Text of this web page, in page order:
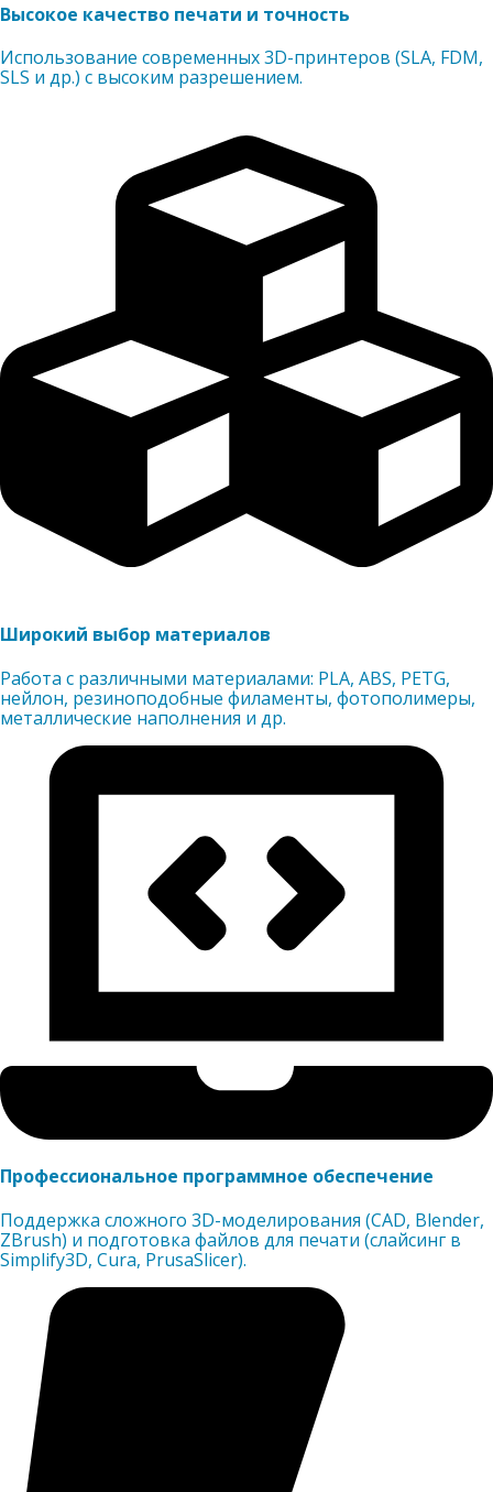
Высокое качество печати и точность
Использование современных 3D-принтеров (SLA, FDM,
SLS и др.) с высоким разрешением.
Широкий выбор материалов
Работа с различными материалами: PLA, ABS, PETG,
нейлон, резиноподобные филаменты, фотополимеры,
металлические наполнения и др.
Профессиональное программное обеспечение
Поддержка сложного 3D-моделирования (CAD, Blender,
ZBrush) и подготовка файлов для печати (слайсинг в
Simplify3D, Cura, PrusaSlicer).